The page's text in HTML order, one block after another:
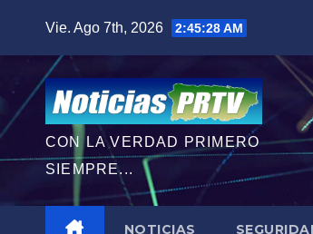
contenido
Vie. Ago 7th, 2026 2:45:29 AM
CON LA VERDAD PRIMERO
SIEMPRE...
NOTICIAS